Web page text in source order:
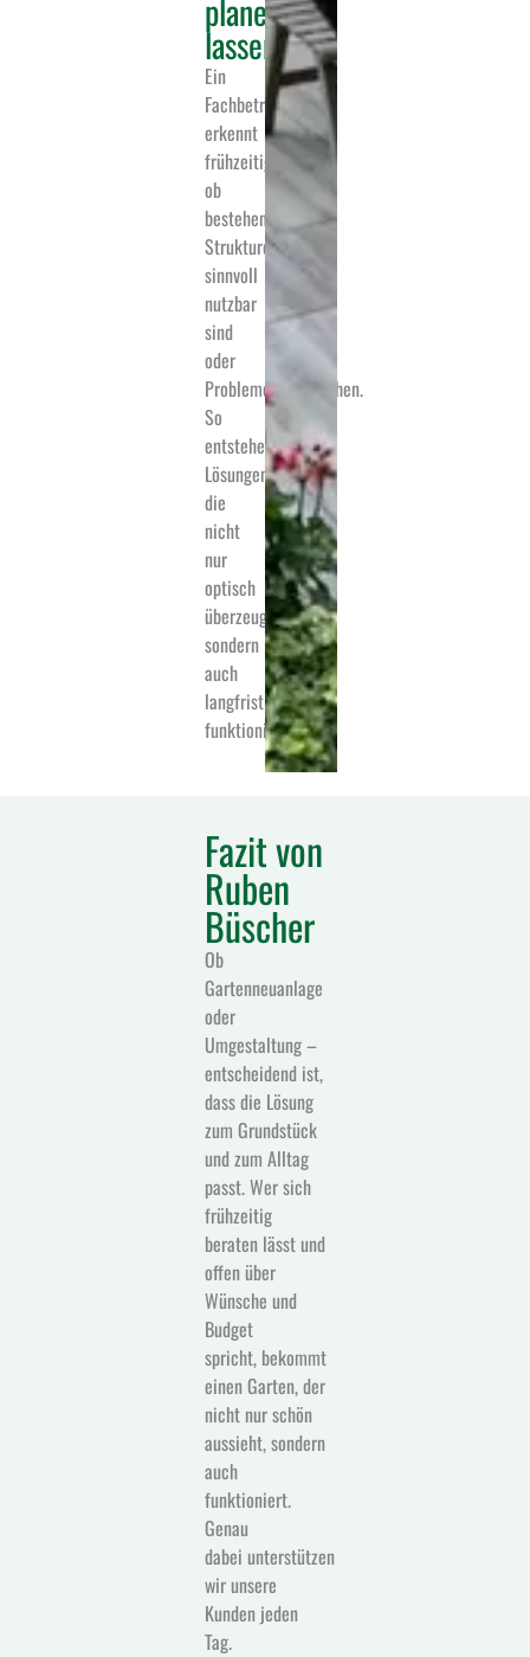
planen
lassen?
Ein
Fachbetrieb
erkennt
frühzeitig,
ob
bestehende
Strukturen
sinnvoll
nutzbar
sind
oder
Probleme verursachen.
So
entstehen
Lösungen,
die
nicht
nur
optisch
überzeugen,
sondern
auch
langfristig
funktionieren.
Fazit von
Ruben
Büscher
Ob
Gartenneuanlage
oder
Umgestaltung –
entscheidend ist,
dass die Lösung
zum Grundstück
und zum Alltag
passt. Wer sich
frühzeitig
beraten lässt und
offen über
Wünsche und
Budget
spricht, bekommt
einen Garten, der
nicht nur schön
aussieht, sondern
auch
funktioniert.
Genau
dabei unterstützen
wir unsere
Kunden jeden
Tag.